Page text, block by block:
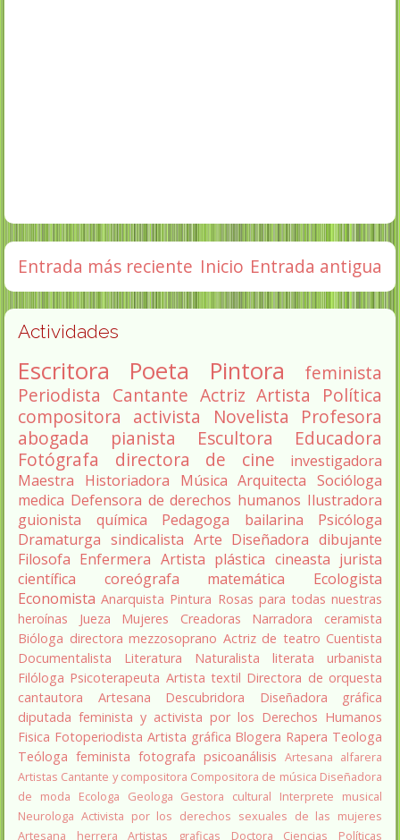
Entrada más reciente Entrada antigua
Inicio
Actividades
Escritora Poeta Pintora
feminista
Periodista Cantante Actriz Artista
Política
compositora activista Novelista
Profesora
abogada
pianista Escultora
Educadora
Fotógrafa
directora de cine
investigadora
Maestra
Historiadora Música Arquitecta Socióloga
medica Defensora de derechos humanos Ilustradora
guionista
química Pedagoga bailarina
Psicóloga
Dramaturga sindicalista Arte Diseñadora dibujante
Filosofa Enfermera Artista plástica cineasta jurista
científica
coreógrafa matemática
Ecologista
Economista Anarquista Pintura Rosas para todas nuestras
heroínas
Jueza Mujeres Creadoras Narradora
ceramista
Bióloga directora mezzosoprano Actriz de teatro Cuentista
Documentalista
Literatura Naturalista literata
urbanista
Filóloga Psicoterapeuta Artista textil Directora de orquesta
cantautora
Artesana Descubridora
Diseñadora gráfica
diputada feminista y activista por los Derechos Humanos
Fisica Fotoperiodista Artista gráfica Blogera Rapera Teologa
Teóloga feminista fotografa psicoanálisis Artesana alfarera
Artistas Cantante y compositora Compositora de música Diseñadora
de moda
Ecologa Geologa Gestora cultural
Interprete musical
Neurologa Activista por los derechos sexuales de las mujeres
Artesana herrera
Artistas graficas Doctora Ciencias Políticas